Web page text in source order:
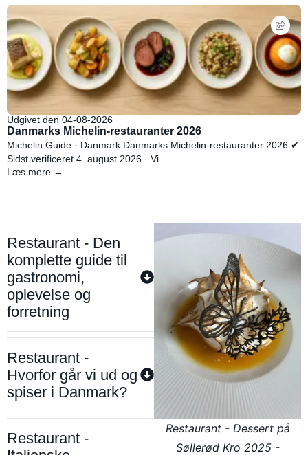
Udgivet den 04-08-2026
Danmarks Michelin-restauranter 2026
Michelin Guide · Danmark Danmarks Michelin-restauranter 2026 ✔
Sidst verificeret 4. august 2026 · Vi...
Læs mere →
Restaurant - Den
komplette guide til
gastronomi,
oplevelse og
forretning
Restaurant -
Hvorfor går vi ud og
spiser i Danmark?
Restaurant -
Restaurant - Dessert på
Søllerød Kro 2025 -